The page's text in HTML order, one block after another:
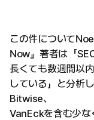
この件について
Now』著者は「
長くても数週間以
している」と分析
Bitwise、
VanEckを含む少な